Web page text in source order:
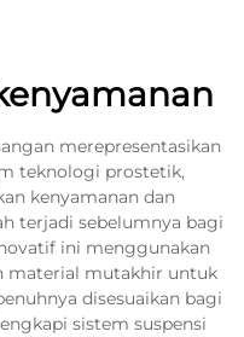
merepresentasikan
teknologi prostetik,
kenyamanan dan
terjadi sebelumnya bagi
ini menggunakan
material mutakhir untuk
disesuaikan bagi
sistem suspensi